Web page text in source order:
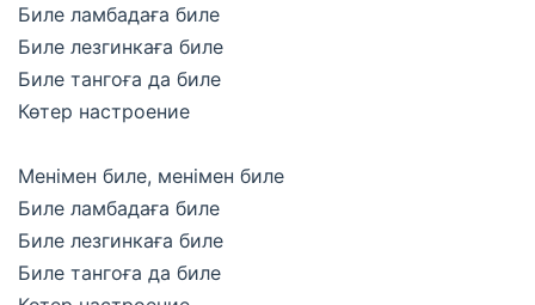
Биле ламбадаға биле
Биле лезгинкаға биле
Биле тангоға да биле
Көтер настроение
Менімен биле, менімен биле
Биле ламбадаға биле
Биле лезгинкаға биле
Биле тангоға да биле